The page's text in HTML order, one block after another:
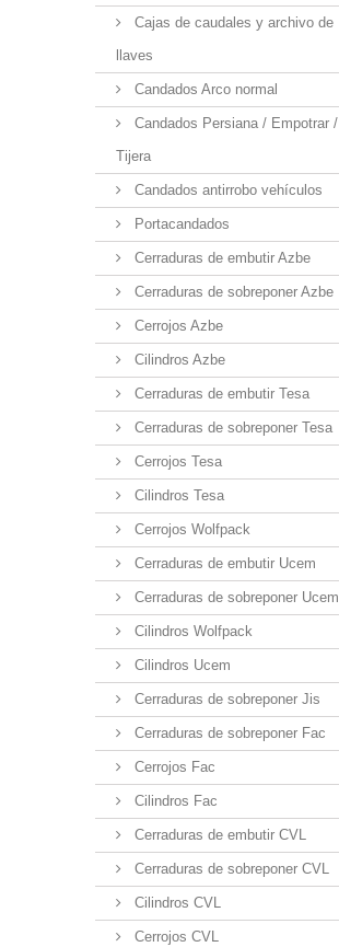
Cajas de caudales y archivo de
llaves
Candados Arco normal
Candados Persiana / Empotrar /
Tijera
Candados antirrobo vehículos
Portacandados
Cerraduras de embutir Azbe
Cerraduras de sobreponer Azbe
Cerrojos Azbe
Cilindros Azbe
Cerraduras de embutir Tesa
Cerraduras de sobreponer Tesa
Cerrojos Tesa
Cilindros Tesa
Cerrojos Wolfpack
Cerraduras de embutir Ucem
Cerraduras de sobreponer Ucem
Cilindros Wolfpack
Cilindros Ucem
Cerraduras de sobreponer Jis
Cerraduras de sobreponer Fac
Cerrojos Fac
Cilindros Fac
Cerraduras de embutir CVL
Cerraduras de sobreponer CVL
Cilindros CVL
Cerrojos CVL